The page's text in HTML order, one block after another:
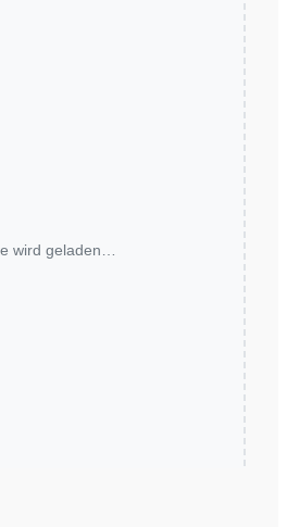
wird geladen…